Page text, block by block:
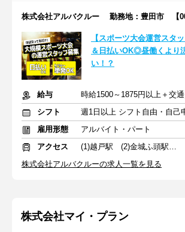
株式会社アルバクルー 勤務地：豊田市 【
【スポーツ大会運営スタ
＆日払いOK◎昼働くより
い！？
給与
時給1500～1875円以上＋交
シフト
週1日以上 シフト自由・自己
雇用形態
アルバイト・パート
アクセス
(1)越戸駅 (2)金城ふ頭駅 (3)中部国際空港駅
株式会社アルバクルーの求人一覧を見る
株式会社マイ・プラン